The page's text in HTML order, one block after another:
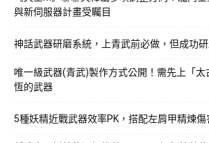
與新伺服器計畫受矚目
神話武器研磨系統，上青武前必做，但成功研
唯一級武器(青武)製作方式公開！需先上「太
恆的武器
5種妖精近戰武器效率PK，搭配左肩甲精煉傷